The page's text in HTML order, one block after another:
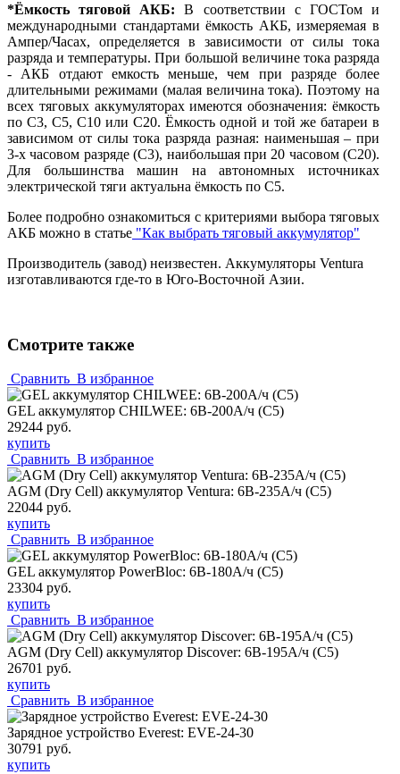
*Ёмкость тяговой АКБ:В соответствии с ГОСТом и
международными стандартами ёмкость АКБ, измеряемая в
Ампер/Часах, определяется в зависимости от силы тока
разряда и температуры. При большой величине тока разряда
- АКБ отдают емкость меньше, чем при разряде более
длительными режимами (малая величина тока). Поэтому на
всех тяговых аккумуляторах имеются обозначения: ёмкость
по С3, С5, С10 или С20. Ёмкость одной и той же батареи в
зависимом от силы тока разряда разная: наименьшая – при
3-х часовом разряде (С3), наибольшая при 20 часовом (С20).
Для большинства машин на автономных источниках
электрической тяги актуальна ёмкость по С5.
Более подробно ознакомиться с критериями выбора тяговых
АКБ можно в статье "Как выбрать тяговый аккумулятор"
Производитель (завод) неизвестен. Аккумуляторы Ventura
изготавливаются где-то в Юго-Восточной Азии.
Смотрите также
Сравнить В избранное
GEL аккумулятор CHILWEE: 6В-200А/ч (С5)
29244 руб.
купить
Сравнить В избранное
AGM (Dry Cell) аккумулятор Ventura: 6В-235А/ч (С5)
22044 руб.
купить
Сравнить В избранное
GEL аккумулятор PowerBloc: 6В-180А/ч (С5)
23304 руб.
купить
Сравнить В избранное
AGM (Dry Cell) аккумулятор Discover: 6В-195А/ч (С5)
26701 руб.
купить
Сравнить В избранное
Зарядное устройство Everest: EVE-24-30
30791 руб.
купить